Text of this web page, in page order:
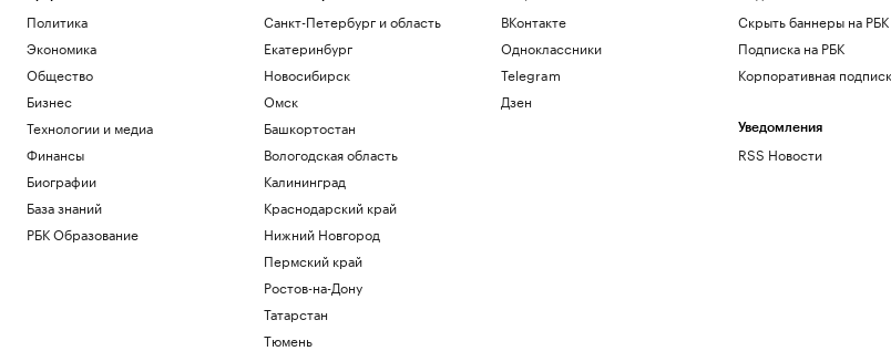
Политика
Экономика
Общество
Бизнес
Технологии и медиа
Финансы
Биографии
База знаний
РБК Образование
Санкт-Петербург и область
Екатеринбург
Новосибирск
Омск
Башкортостан
Вологодская область
Калининград
Краснодарский край
Нижний Новгород
Пермский край
Ростов-на-Дону
Татарстан
Тюмень
ВКонтакте
Одноклассники
Telegram
Дзен
Скрыть баннеры на РБК
Подписка на РБК
Корпоративная
Уведомления
RSS Новости